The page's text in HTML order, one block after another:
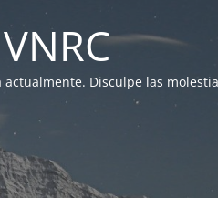
Disculpe las